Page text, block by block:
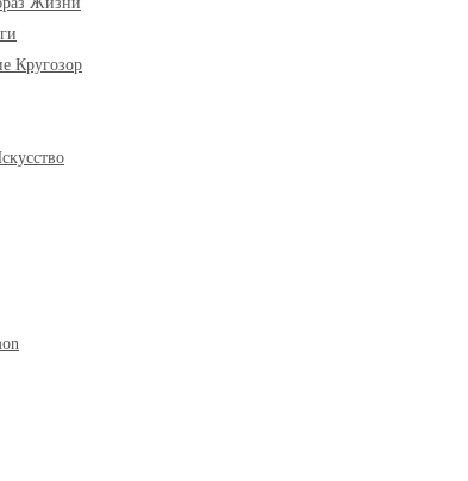
Кругозор